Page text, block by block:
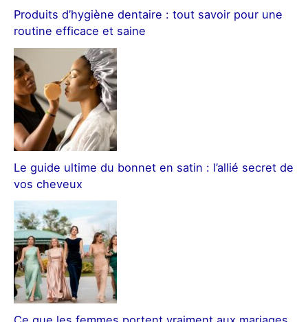
Produits d’hygiène dentaire : tout savoir pour une
routine efficace et saine
Le guide ultime du bonnet en satin : l’allié secret de
vos cheveux